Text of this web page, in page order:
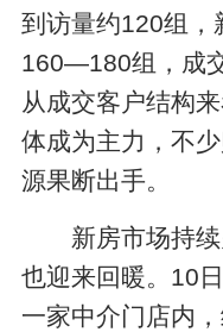
到访量约120组，
160—180组，成
从成交客户结构
体成为主力，不
源果断出手。
新房市场持
也迎来回暖。10
一家中介门店内